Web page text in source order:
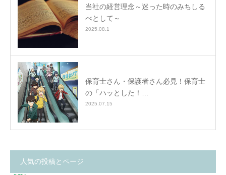
当社の経営理念～迷った時のみちしる
べとして～
2025.08.1
保育士さん・保護者さん必見！保育士
の「ハッとした！…
2025.07.15
人気の投稿とページ